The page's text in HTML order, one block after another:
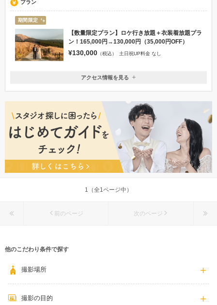
プラン
期間限定
【数量限定プラン】ロケ行き放題＋衣装着放題プラ
ン！165,000円→130,000円（35,000円OFF）
¥130,000 （税込） 土日祝UP料金 なし
熊本県熊本市中央区黒髪1丁目12－11
電車：熊本電鉄藤崎線（黒髪町）より徒歩3分
096-343-5225
アクセス情報を見る
1（全1ページ中）
前のページ 次のページ
他のこだわり条件で探す
撮影場所
撮影の目的